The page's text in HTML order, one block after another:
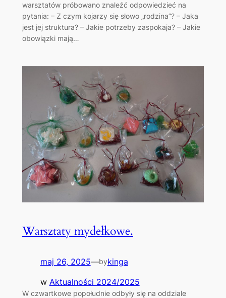
warsztatów próbowano znaleźć odpowiedzieć na
pytania: – Z czym kojarzy się słowo „rodzina”? – Jaka
jest jej struktura? – Jakie potrzeby zaspokaja? – Jakie
obowiązki mają…
Warsztaty mydełkowe.
maj 26, 2025—bykinga
w Aktualności 2024/2025
W czwartkowe popołudnie odbyły się na oddziale